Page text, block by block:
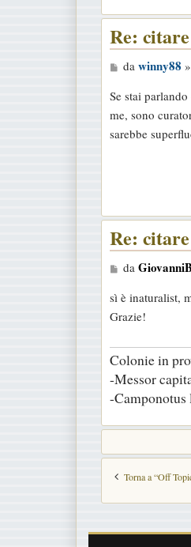
Re:
M
s
s
a
o
da winny88 »
Se stai
me, sono
sarebbe
Re:
M
s
s
g
g
i
da
sì è inaturalist,
Grazie!
Colonie in
-Messor
-Camponotus
Torna a “Off